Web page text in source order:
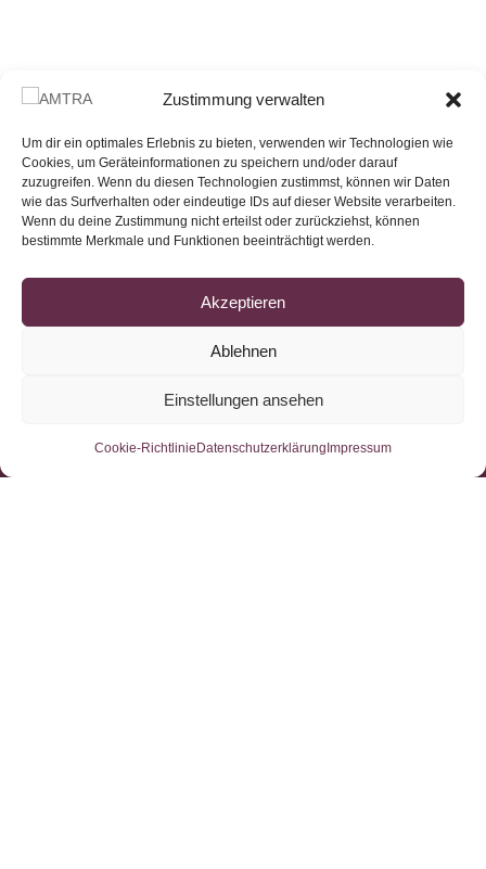
Zustimmung verwalten
Um dir ein optimales Erlebnis zu bieten, verwenden wir Technologien wie
Cookies, um Geräteinformationen zu speichern und/oder darauf
zuzugreifen. Wenn du diesen Technologien zustimmst, können wir Daten
wie das Surfverhalten oder eindeutige IDs auf dieser Website verarbeiten.
Wenn du deine Zustimmung nicht erteilst oder zurückziehst, können
bestimmte Merkmale und Funktionen beeinträchtigt werden.
Akzeptieren
Ablehnen
Einstellungen ansehen
Cookie-Richtlinie Datenschutzerklärung Impressum